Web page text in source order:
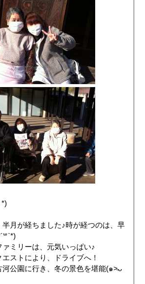
月が経ちました♪時が経つのは、早
ミリーは、元気いっぱい♪
ストにより、ドライブへ！
河公園に行き、冬の景色を堪能(๑˃̵ᴗ